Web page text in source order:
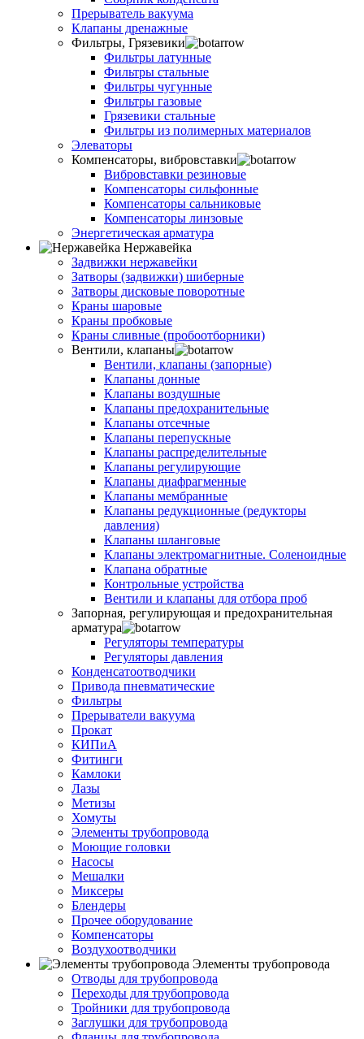
Прерыватель вакуума
Клапаны дренажные
Фильтры, Грязевики
Фильтры латунные
Фильтры стальные
Фильтры чугунные
Фильтры газовые
Грязевики стальные
Фильтры из полимерных материалов
Элеваторы
Компенсаторы, вибровставки
Вибровставки резиновые
Компенсаторы сильфонные
Компенсаторы сальниковые
Компенсаторы линзовые
Энергетическая арматура
Нержавейка
Задвижки нержавейки
Затворы (задвижки) шиберные
Затворы дисковые поворотные
Краны шаровые
Краны пробковые
Краны сливные (пробоотборники)
Вентили, клапаны
Вентили, клапаны (запорные)
Клапаны донные
Клапаны воздушные
Клапаны предохранительные
Клапаны отсечные
Клапаны перепускные
Клапаны распределительные
Клапаны регулирующие
Клапаны диафрагменные
Клапаны мембранные
Клапаны редукционные (редукторы
давления)
Клапаны шланговые
Клапаны электромагнитные. Соленоидные
Клапана обратные
Контрольные устройства
Вентили и клапаны для отбора проб
Запорная, регулирующая и предохранительная
арматура
Регуляторы температуры
Регуляторы давления
Конденсатоотводчики
Привода пневматические
Фильтры
Прерыватели вакуума
Прокат
КИПиА
Фитинги
Камлоки
Лазы
Метизы
Хомуты
Элементы трубопровода
Моющие головки
Насосы
Мешалки
Миксеры
Блендеры
Прочее оборудование
Компенсаторы
Воздухоотводчики
Элементы трубопровода
Отводы для трубопровода
Переходы для трубопровода
Тройники для трубопровода
Заглушки для трубопровода